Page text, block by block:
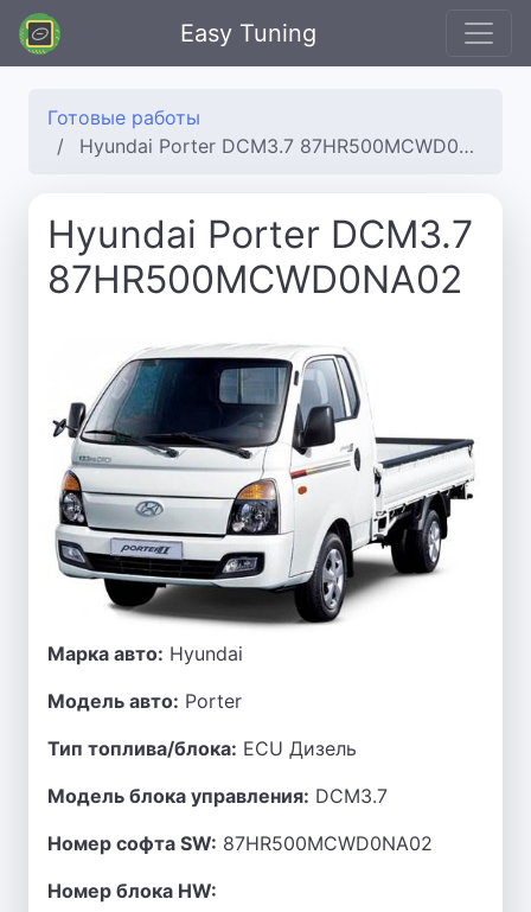
Easy Tuning
Готовые работы
Hyundai Porter DCM3.7 87HR500MCWD0NA02
Hyundai Porter DCM3.7
87HR500MCWD0NA02
Марка авто: Hyundai
Модель авто: Porter
Тип топлива/блока: ECU Дизель
Модель блока управления: DCM3.7
Номер софта SW: 87HR500MCWD0NA02
Номер блока HW: